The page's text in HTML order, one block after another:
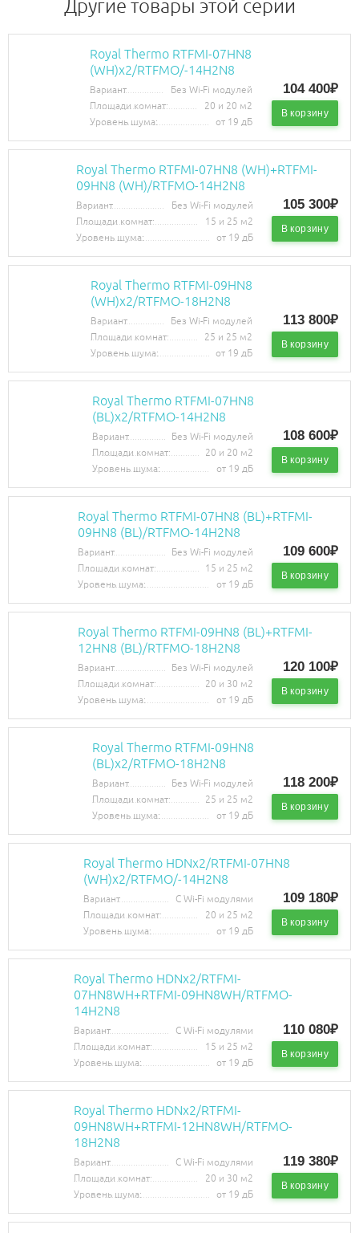
Другие товары этой серии
Royal Thermo RTFMI-07HN8
(WH)х2/RTFMO/-14H2N8
Вариант
Без Wi-Fi модулей
Площади комнат:
20 и 20 м2
Уровень шума:
от 19 дБ
104 400₽
В корзину
Royal Thermo RTFMI-07HN8 (WH)+RTFMI-
09HN8 (WH)/RTFMO-14H2N8
Вариант
Без Wi-Fi модулей
Площади комнат:
15 и 25 м2
Уровень шума:
от 19 дБ
105 300₽
В корзину
Royal Thermo RTFMI-09HN8
(WH)х2/RTFMO-18H2N8
Вариант
Без Wi-Fi модулей
Площади комнат:
25 и 25 м2
Уровень шума:
от 19 дБ
113 800₽
В корзину
Royal Thermo RTFMI-07HN8
(BL)х2/RTFMO-14H2N8
Вариант
Без Wi-Fi модулей
Площади комнат:
20 и 20 м2
Уровень шума:
от 19 дБ
108 600₽
В корзину
Royal Thermo RTFMI-07HN8 (BL)+RTFMI-
09HN8 (BL)/RTFMO-14H2N8
Вариант
Без Wi-Fi модулей
Площади комнат:
15 и 25 м2
Уровень шума:
от 19 дБ
109 600₽
В корзину
Royal Thermo RTFMI-09HN8 (BL)+RTFMI-
12HN8 (BL)/RTFMO-18H2N8
Вариант
Без Wi-Fi модулей
Площади комнат:
20 и 30 м2
Уровень шума:
от 19 дБ
120 100₽
В корзину
Royal Thermo RTFMI-09HN8
(BL)х2/RTFMO-18H2N8
Вариант
Без Wi-Fi модулей
Площади комнат:
25 и 25 м2
Уровень шума:
от 19 дБ
118 200₽
В корзину
Royal Thermo HDNх2/RTFMI-07HN8
(WH)х2/RTFMO/-14H2N8
Вариант
С Wi-Fi модулями
Площади комнат:
20 и 25 м2
Уровень шума:
от 19 дБ
109 180₽
В корзину
Royal Thermo HDNх2/RTFMI-
07HN8WH+RTFMI-09HN8WH/RTFMO-
14H2N8
Вариант
С Wi-Fi модулями
Площади комнат:
15 и 25 м2
Уровень шума:
от 19 дБ
110 080₽
В корзину
Royal Thermo HDNх2/RTFMI-
09HN8WH+RTFMI-12HN8WH/RTFMO-
18H2N8
Вариант
С Wi-Fi модулями
Площади комнат:
20 и 30 м2
Уровень шума:
от 19 дБ
119 380₽
В корзину